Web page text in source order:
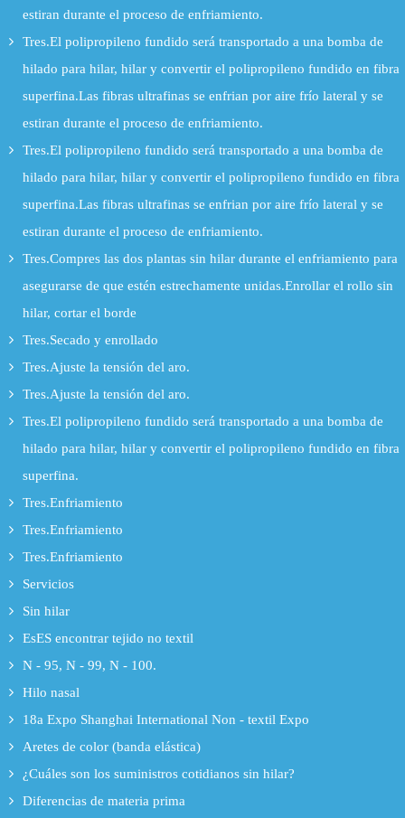
estiran durante el proceso de enfriamiento.
Tres.El polipropileno fundido será transportado a una bomba de
hilado para hilar, hilar y convertir el polipropileno fundido en fibra
superfina.Las fibras ultrafinas se enfrian por aire frío lateral y se
estiran durante el proceso de enfriamiento.
Tres.El polipropileno fundido será transportado a una bomba de
hilado para hilar, hilar y convertir el polipropileno fundido en fibra
superfina.Las fibras ultrafinas se enfrian por aire frío lateral y se
estiran durante el proceso de enfriamiento.
Tres.Compres las dos plantas sin hilar durante el enfriamiento para
asegurarse de que estén estrechamente unidas.Enrollar el rollo sin
hilar, cortar el borde
Tres.Secado y enrollado
Tres.Ajuste la tensión del aro.
Tres.Ajuste la tensión del aro.
Tres.El polipropileno fundido será transportado a una bomba de
hilado para hilar, hilar y convertir el polipropileno fundido en fibra
superfina.
Tres.Enfriamiento
Tres.Enfriamiento
Tres.Enfriamiento
Servicios
Sin hilar
EsES encontrar tejido no textil
N - 95, N - 99, N - 100.
Hilo nasal
18a Expo Shanghai International Non - textil Expo
Aretes de color (banda elástica)
¿Cuáles son los suministros cotidianos sin hilar?
Diferencias de materia prima